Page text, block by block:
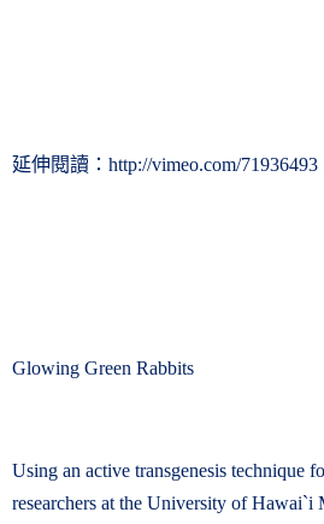
延伸閱讀： http://vimeo.com/71936493
Glowing Green Rabbits
Using an active transgenesis technique
researchers at the University of Hawai`i